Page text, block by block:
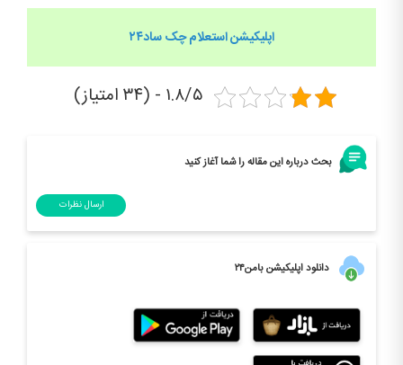
اپلیکیشن استعلام چک ساد۲۴
۱.۸/۵ - (۳۴ امتیاز)
بحث درباره این مقاله را شما آغاز کنید
ارسال نظرات
دانلود اپلیکیشن بامن۲۴